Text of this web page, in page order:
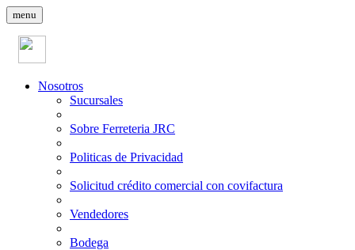
menu
Nosotros
Sucursales
Sobre Ferreteria JRC
Politicas de Privacidad
Solicitud crédito comercial con covifactura
Vendedores
Bodega